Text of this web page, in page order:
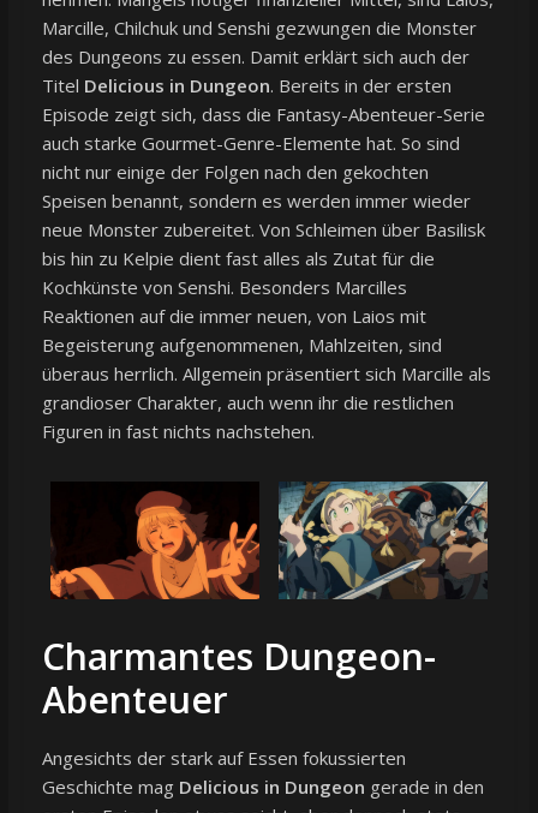
Marcille, Chilchuk und Senshi gezwungen die Monster
des Dungeons zu essen. Damit erklärt sich auch der
Titel Delicious in Dungeon. Bereits in der ersten
Episode zeigt sich, dass die Fantasy-Abenteuer-Serie
auch starke Gourmet-Genre-Elemente hat. So sind
nicht nur einige der Folgen nach den gekochten
Speisen benannt, sondern es werden immer wieder
neue Monster zubereitet. Von Schleimen über Basilisk
bis hin zu Kelpie dient fast alles als Zutat für die
Kochkünste von Senshi. Besonders Marcilles
Reaktionen auf die immer neuen, von Laios mit
Begeisterung aufgenommenen, Mahlzeiten, sind
überaus herrlich. Allgemein präsentiert sich Marcille als
grandioser Charakter, auch wenn ihr die restlichen
Figuren in fast nichts nachstehen.
Charmantes Dungeon-
Abenteuer
Angesichts der stark auf Essen fokussierten
Geschichte mag Delicious in Dungeon gerade in den